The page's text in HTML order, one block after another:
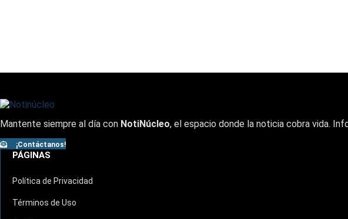
Mantente siempre al día con NotiNúcleo, el espacio donde la noticia cobra vida.
¡Contáctanos!
PÁGINAS
Política de Privacidad
Términos de Uso